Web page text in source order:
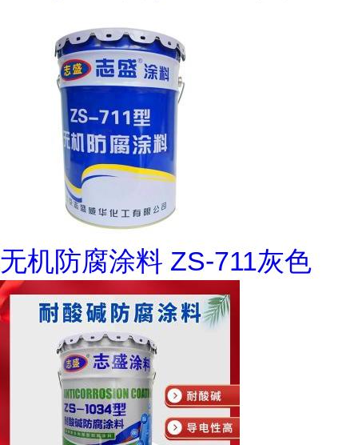
无机防腐涂料 ZS-711灰色